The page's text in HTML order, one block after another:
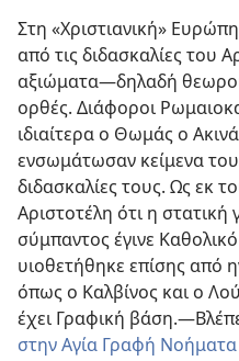
Στη «Χριστιανική»
από τις διδασκαλίες του
αξιώματα—δηλαδή
ορθές. Διάφοροι
ιδιαίτερα ο Θωμάς ο
ενσωμάτωσαν κείμενα του
διδασκαλίες τους. Ως εκ
Αριστοτέλη ότι η στατική
σύμπαντος έγινε
υιοθετήθηκε επίσης από
όπως ο Καλβίνος και ο
έχει Γραφική
στην Αγία Γραφή